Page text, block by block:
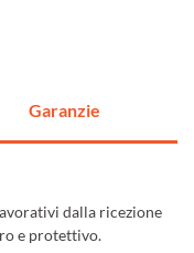
Garanzie
dalla ricezione
e protettivo.